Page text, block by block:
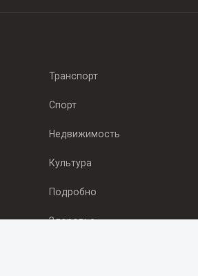
Транспорт
Спорт
Недвижимость
Культура
Подробно
Здоровье